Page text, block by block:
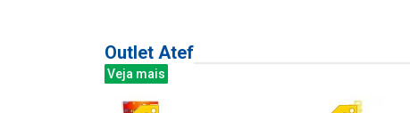
Outlet Atef
Veja mais